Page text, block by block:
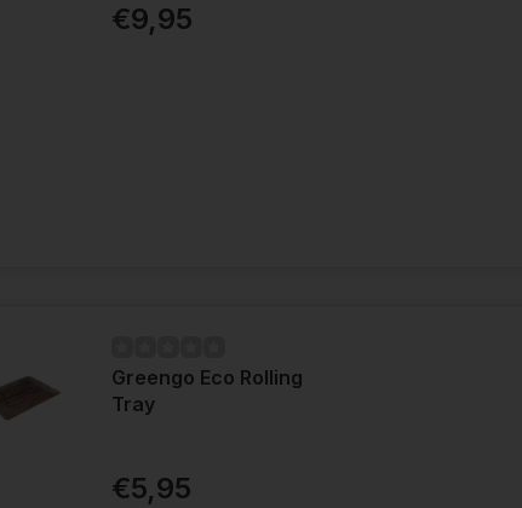
€9,95
Greengo Eco Rolling
Tray
€5,95